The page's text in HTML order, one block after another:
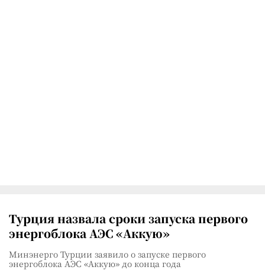
Турция назвала сроки запуска первого
энергоблока АЭС «Аккую»
Минэнерго Турции заявило о запуске первого
энергоблока АЭС «Аккую» до конца года